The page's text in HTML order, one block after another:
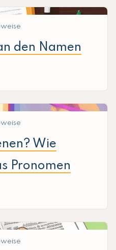
den Namen
Wie
Pronomen